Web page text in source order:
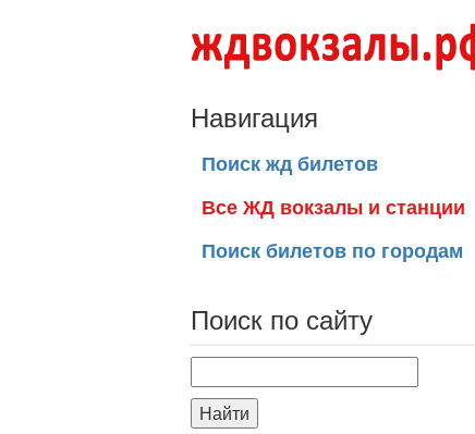
Навигация
Поиск жд билетов
Все ЖД вокзалы и станции
Поиск билетов по городам
Поиск по сайту
Найти